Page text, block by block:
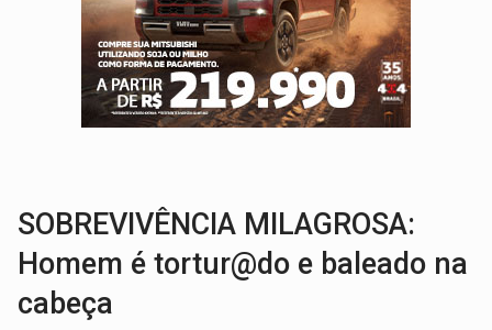
VÍDEO:Pitbulls fogem de residência e atacam casal de idosos
AÇÃO CONJUNTA: Forças policiais apreendem cerca de 1kg de
PF ESTÁ APURANDO:Flávio Bolsonaro escolhe Alfredo Gaspar como vice, alvo de
VÍDEO:
SOBREVIVÊNCIA MILAGROSA:
Homem é tortur@do e baleado na
cabeça